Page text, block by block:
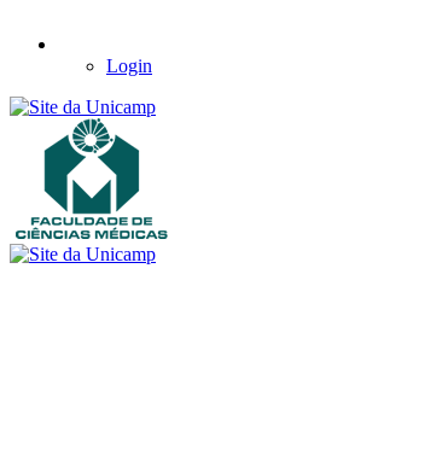
Login